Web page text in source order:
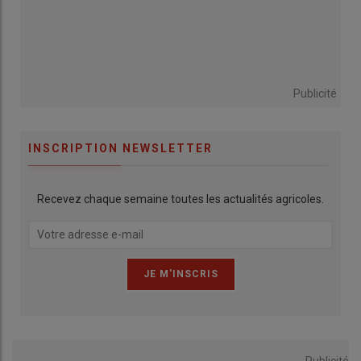
Publicité
INSCRIPTION NEWSLETTER
Recevez chaque semaine toutes les actualités agricoles.